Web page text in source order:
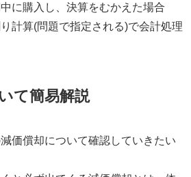
に購入し、決算をむかえた場合
計算(問題で指定される)で会計処理
て簡易解説
価償却について確認していきたい